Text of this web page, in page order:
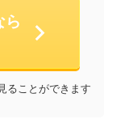
ら
ることができます